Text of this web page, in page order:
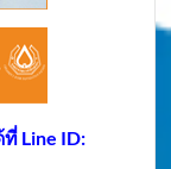
Line ID: